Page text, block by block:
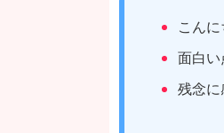
こん
面白い
残念に